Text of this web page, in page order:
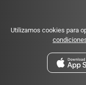
Utilizamos cookies para